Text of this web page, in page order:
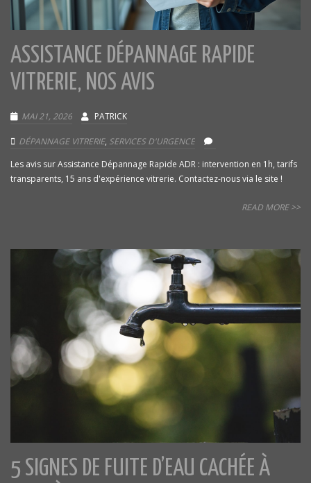
ASSISTANCE DÉPANNAGE RAPIDE
VITRERIE, NOS AVIS
MAI 21, 2026 PATRICK
DÉPANNAGE VITRERIE, SERVICES D'URGENCE
Les avis sur Assistance Dépannage Rapide ADR : intervention en 1h, tarifs
transparents, 15 ans d'expérience vitrerie. Contactez-nous via le site !
READ MORE >>
5 SIGNES DE FUITE D’EAU CACHÉE À